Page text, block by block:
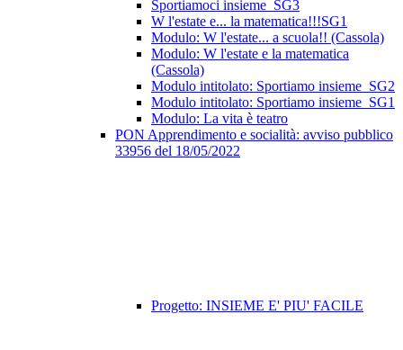
Sportiamoci insieme_SG3
W l'estate e... la matematica!!!SG1
Modulo: W l'estate... a scuola!! (Cassola)
Modulo: W l'estate e la matematica
(Cassola)
Modulo intitolato: Sportiamo insieme_SG2
Modulo intitolato: Sportiamo insieme_SG1
Modulo: La vita è teatro
PON Apprendimento e socialità: avviso pubblico
33956 del 18/05/2022
Progetto: INSIEME E' PIU' FACILE